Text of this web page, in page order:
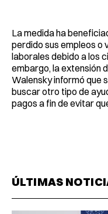
La medida ha
perdido sus empleos o
laborales debido a los
embargo, la extensión
Walensky informó que
buscar otro tipo de
pagos a fin de evitar
ÚLTIMAS